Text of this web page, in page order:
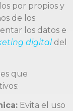
por propios y
de los
los datos e
digitaldel
que
Evita el uso